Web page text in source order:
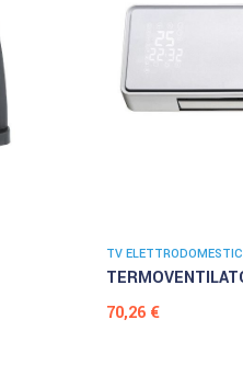
TV
Prezzo
70,26 €